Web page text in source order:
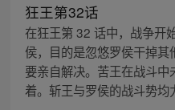
狂王第32话
在狂王第 32 话中，战争开
侯，目的是忽悠罗侯干掉
要亲自解决。苦王在战斗
着。斩王与罗侯的战斗势